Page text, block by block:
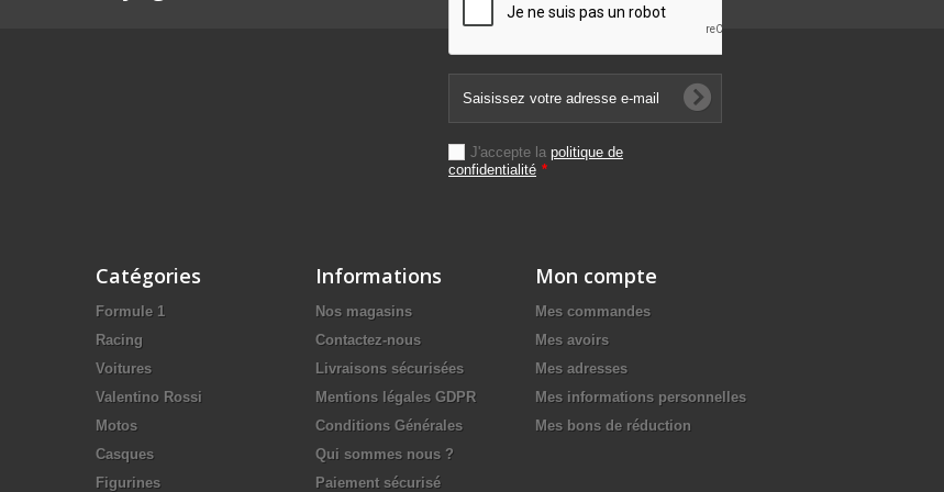
J'accepte la politique de
confidentialité *
Catégories
Formule 1
Racing
Voitures
Valentino Rossi
Motos
Casques
Figurines
Informations
Nos magasins
Contactez-nous
Livraisons sécurisées
Mentions légales GDPR
Conditions Générales
Qui sommes nous ?
Paiement sécurisé
Mon compte
Mes commandes
Mes avoirs
Mes adresses
Mes informations personnelles
Mes bons de réduction